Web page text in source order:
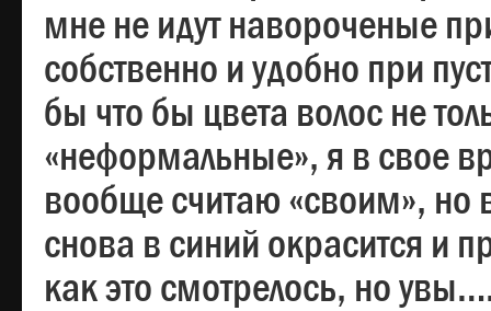
мне не идут навороченые
собственно и удобно при
бы что бы цвета волос не
«неформальные», я в свое
вообще считаю «своим», но
снова в синий окрасится и
как это смотрелось, но